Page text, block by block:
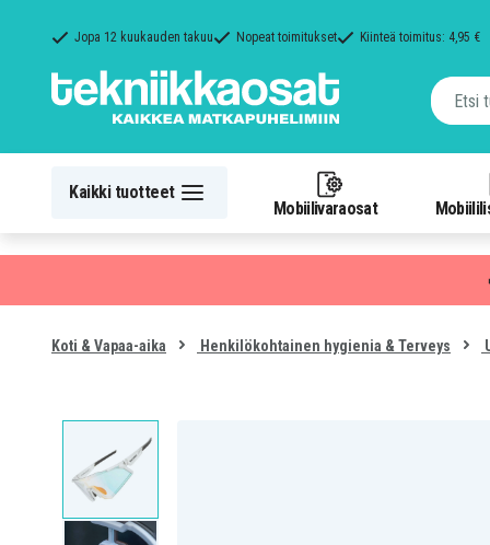
Jopa 12 kuukauden takuu Nopeat toimitukset Kiinteä toimitus: 4,95 €
Kaikki tuotteet
Mobiilivaraosat
Koti & Vapaa-aika Henkilökohtainen hygienia & Terveys